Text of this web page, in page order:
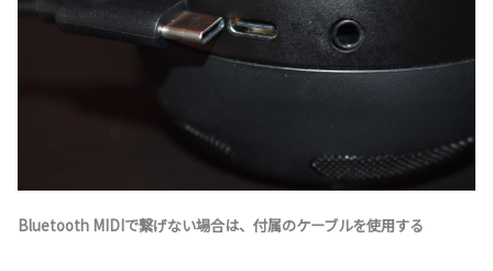
Bluetooth MIDIで繋げない場合は、付属のケーブルを使用する